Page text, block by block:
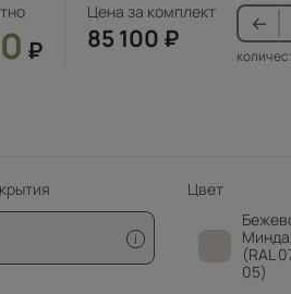
₽
Цена за комплект
85 100 ₽
i
Цвет
(RAL
05)